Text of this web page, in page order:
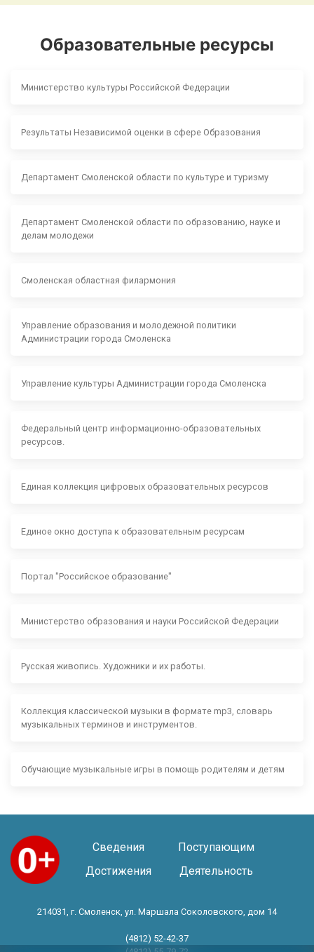
Образовательные ресурсы
Министерство культуры Российской Федерации
Результаты Независимой оценки в сфере Образования
Департамент Смоленской области по культуре и туризму
Департамент Смоленской области по образованию, науке и
делам молодежи
Смоленская областная филармония
Управление образования и молодежной политики
Администрации города Смоленска
Управление культуры Администрации города Смоленска
Федеральный центр информационно-образовательных
ресурсов.
Единая коллекция цифровых образовательных ресурсов
Единое окно доступа к образовательным ресурсам
Портал "Российское образование"
Министерство образования и науки Российской Федерации
Русская живопись. Художники и их работы.
Коллекция классической музыки в формате mp3, словарь
музыкальных терминов и инструментов.
Обучающие музыкальные игры в помощь родителям и детям
Сведения
Поступающим
Достижения
Деятельность
214031, г. Смоленск, ул. Маршала Соколовского, дом 14
(4812) 52-42-37